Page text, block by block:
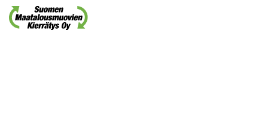
Skip
to
the